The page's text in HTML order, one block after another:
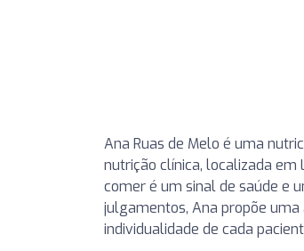
Ana Ruas de Melo é uma
nutrição clínica, localizada em
comer é um sinal de saúde e
julgamentos, Ana propõe
individualidade de cada